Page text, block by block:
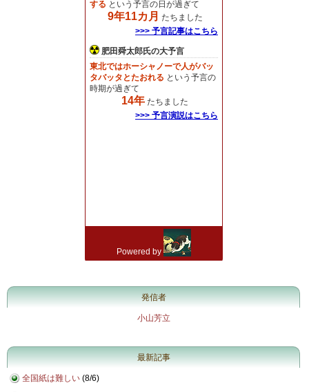
発信者
小山芳立
最新記事
全国紙は難しい (8/6)